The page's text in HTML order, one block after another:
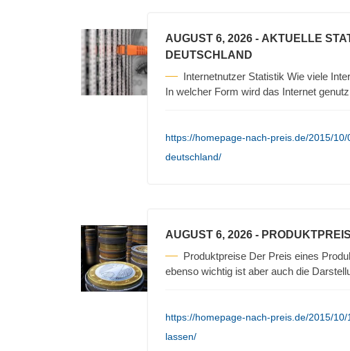
AUGUST 6, 2026 - AKTUELLE
DEUTSCHLAND
Internetnutzer Statistik Wie viele
In welcher Form wird das Internet genutz
https://homepage-nach-preis.de/2015/
deutschland/
AUGUST 6, 2026 -
Produktpreise Der Preis eines
ebenso wichtig ist aber auch die
https://homepage-nach-preis.de/2015/
lassen/